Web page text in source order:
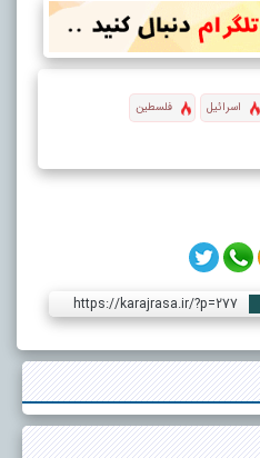
اسرائیل
فلسطین
https://karajrasa.ir/?p=277